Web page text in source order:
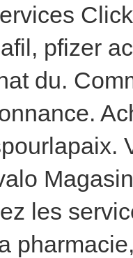
pfizer
du.
les